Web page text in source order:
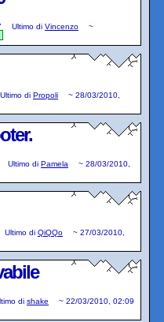
Ultimo di Vincenzo
~
Ultimo di Propoli ~ 28/03/2010,
Ultimo di Pamela ~ 28/03/2010,
Ultimo di QiQQo ~ 27/03/2010,
di shake ~ 22/03/2010, 02:09